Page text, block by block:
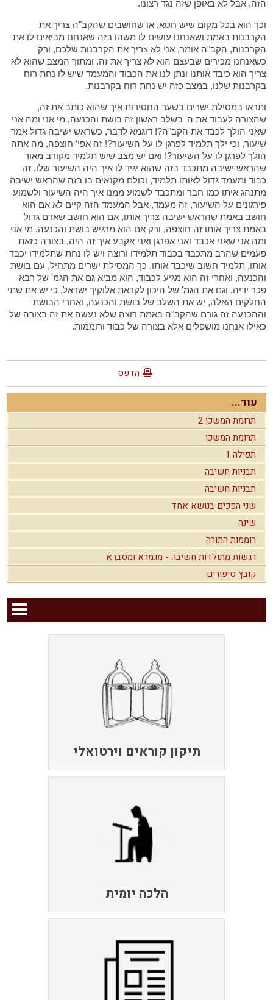
הזה, אבל לא באופן שזה נגד רצונו.
וכך הוא בכל מקום שיש חטא, או שחושבים שהקב"ה צריך את
הקרבנות באמת ושאנחנו עושים לו משהו בזה שאנחנו מביאים לו את
הקרבנות, הקב"ה אומר, אני לא צריך את הקרבנות שלכם, ורק
כשאנחנו מכירים שבעצם הוא לא צריך את זה, ומתוך המצב שהוא לא
צריך הוא כיבד אותנו ונתן לנו את הכבוד והמעמד שיש לו נחת רוח
בקרבנות שלנו, במצב כזה יש נחת רוח בקרבנות.
ותראו במסילת ישרים בשער החסידות איך שהוא כותב את זה,
שהצורה לעבוד את ה' בשלב ראשון זה בושת והכנעה, מי אני ומה אני
שאני הולך לכבד את הקב"ה?! דוגמא לדבר, כשראש ישיבה גדול אמר
שיעור, וכי ילך תלמיד לפרגן לו על השיעור?! זה אפי' חוצפה, מה אתה
הולך לפרגן לו על השיעור?! ואם יש מצב שיש תלמיד מקורב מאוד
שהראש ישיבה מתכבד בזה שהוא יגיד לו איך היה השיעור שלו, זה
כבוד ומעמד גדול לאותו תלמיד, וכולם מקנאים בו בזה שהראש ישיבה
מתנהג איתו כמו חבר ומתכבד לשמוע ממנו איך היה השיעור ולשמוע
פירגונים על השיעור, זה מעמד, אבל המעמד הזה קיים לא אם הוא
חושב באמת שהראש ישיבה צריך אותו, אם הוא חושב שאדם גדול
באמת צריך אותו זה חוצפה, ורק אם הוא מרגיש בושת והכנעה, מי אני
ומה אני שאני אכבד ואני אפרגן ואני אקבע איך זה היה, בצורה כזאת
פעמים שהרב מתכבד בכבוד תלמידו ורוצה ויש לו נחת שתלמידו יכבד
אותו, תלמיד חשוב שיכבד אותו. כך המסילת ישרים מתחיל, עם בושת
והכנעה, ואחרי זה הוא מגיע לכבוד, הוא מביא גם את הגמ' של רבא
פכר ידיה, וגם את הגמ' של היכון לקראת אלוקיך ישראל, כי יש את שתי
החלקים האלה, יש את השלב של בושת והכנעה, ואחרי הבושת
וההכנעה זה גורם שהקב"ה באמת רוצה שלא נעשה את זה בצורה של
כאילו אנחנו מושפלים אלא בצורה של כבוד ורוממות.
הדפס
עוד...
תרומת המשכן 2
תרומת המשכן
תפילה 1
תבניות חשיבה
תבניות חשיבה
שני הפכים בנושא אחד
שינה
רוממות התורה
רגשות מתולדות חשיבה - מגמרא ומסברא
קובץ סיפורים
תיקון קוראים וירטואלי
הלכה יומית